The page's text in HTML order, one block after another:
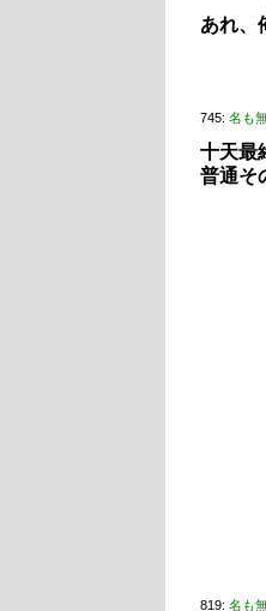
あれ、
745: 名も
十天最
普通そ
819: 名も